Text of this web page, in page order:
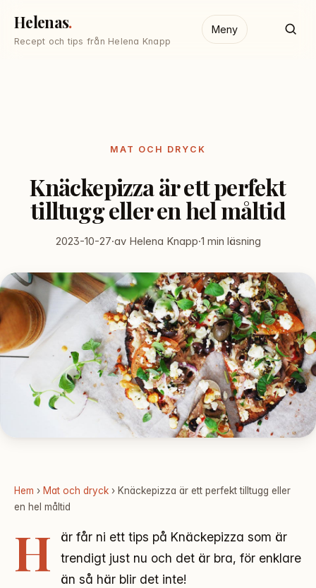
Helenas
Recept och tips från Helena Knapp
Meny
MAT OCH DRYCK
Knäckepizza är ett perfekt
tilltugg eller en hel måltid
2023-10-27·av Helena Knapp·1 min läsning
Hem › Mat och dryck › Knäckepizza är ett perfekt tilltugg eller
en hel måltid
H
är får ni ett tips på Knäckepizza som är
trendigt just nu och det är bra, för enklare
än så här blir det inte!